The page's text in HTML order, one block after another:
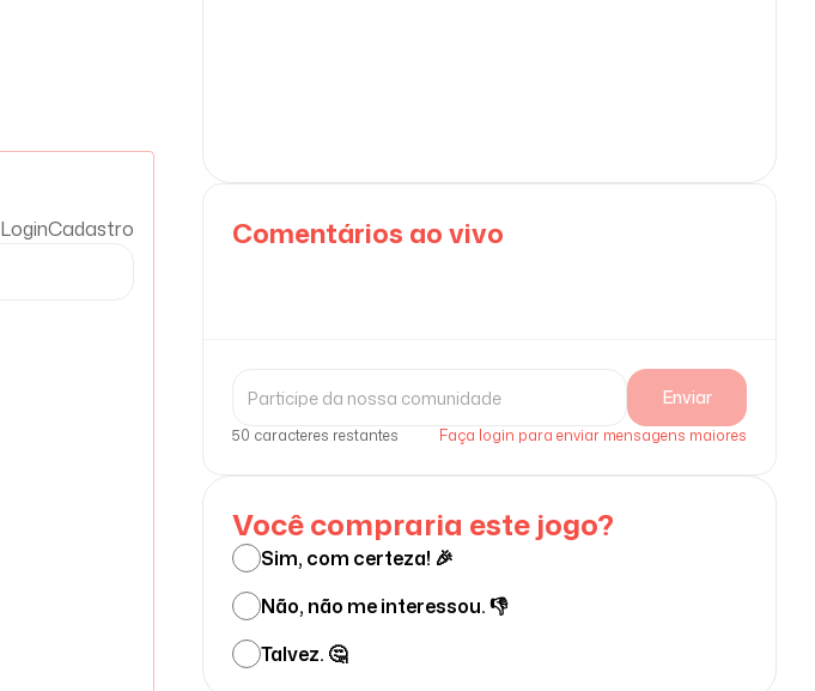
LoginCadastro Comentários ao vivo
Enviar
50 caracteres restantes Faça login para enviar mensagens maiores
Você compraria este jogo?
Sim, com certeza! 🎉
Não, não me interessou. 👎
Talvez. 🤔